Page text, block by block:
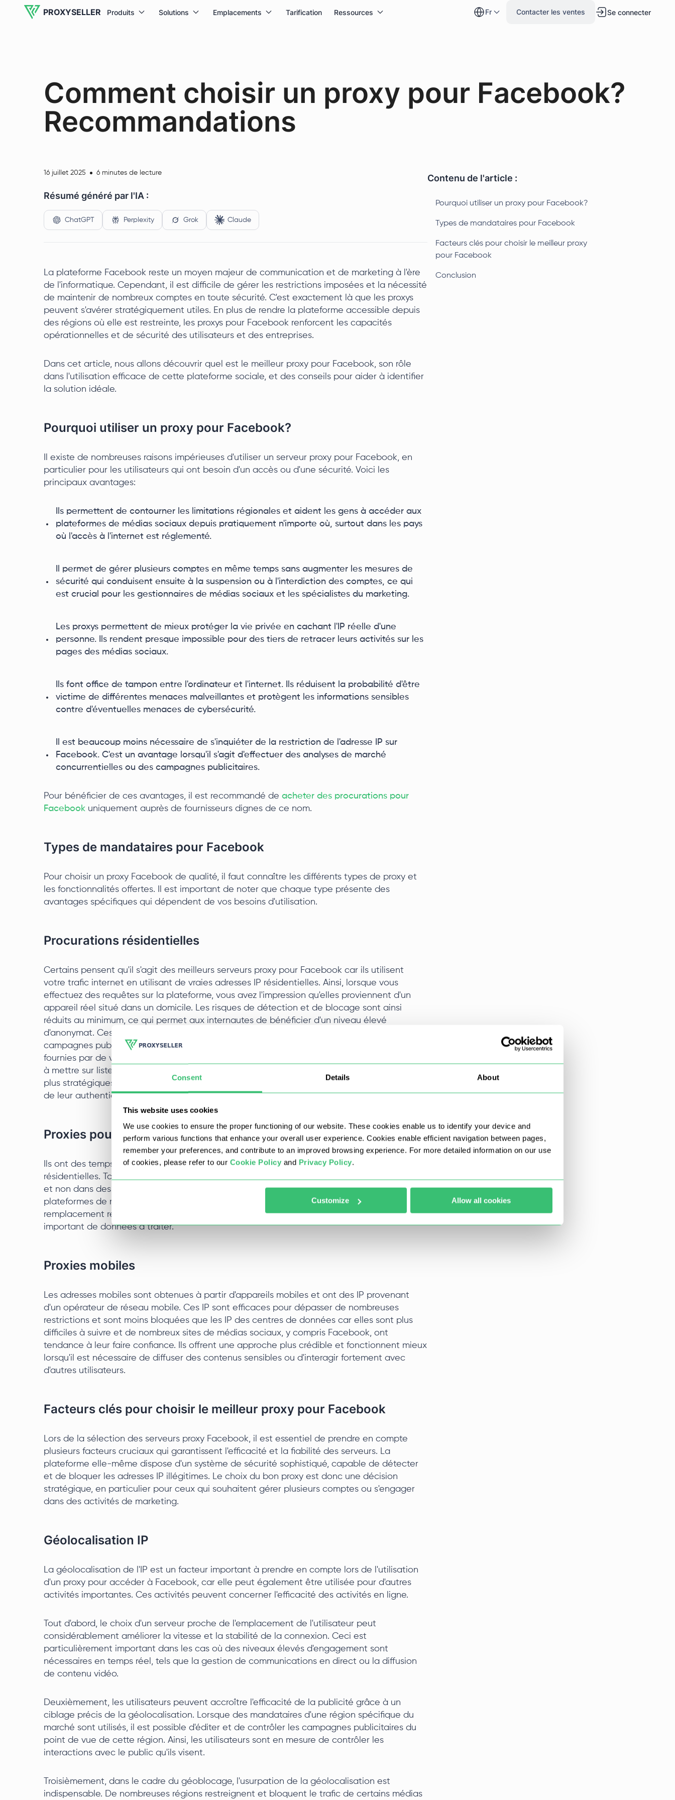
Consent Details About
This website uses cookies
We use cookies to ensure the proper functioning of our website. These cookies enable us to identify your device and
perform various functions that enhance your overall user experience. Cookies enable efficient navigation between pages,
remember your preferences, and contribute to an improved browsing experience. For more detailed information on our use
of cookies, please refer to our Cookie Policy and Privacy Policy.
Customize Allow all cookies
PROXYSELLER Produits Solutions Emplacements Tarification Ressources fr Contacter les ventes Se connecter
Comment choisir un proxy pour Facebook?
Recommandations
16 juillet 2025 6 minutes de lecture
Résumé généré par l'IA :
ChatGPT Perplexity Grok Claude
La plateforme Facebook reste un moyen majeur de communication et de marketing à l'ère
de l'informatique. Cependant, il est difficile de gérer les restrictions imposées et la nécessité
de maintenir de nombreux comptes en toute sécurité. C'est exactement là que les proxys
peuvent s'avérer stratégiquement utiles. En plus de rendre la plateforme accessible depuis
des régions où elle est restreinte, les proxys pour Facebook renforcent les capacités
opérationnelles et de sécurité des utilisateurs et des entreprises.
Dans cet article, nous allons découvrir quel est le meilleur proxy pour Facebook, son rôle
dans l'utilisation efficace de cette plateforme sociale, et des conseils pour aider à identifier
la solution idéale.
Pourquoi utiliser un proxy pour Facebook?
Il existe de nombreuses raisons impérieuses d'utiliser un serveur proxy pour Facebook, en
particulier pour les utilisateurs qui ont besoin d'un accès ou d'une sécurité. Voici les
principaux avantages:
Ils permettent de contourner les limitations régionales et aident les gens à accéder aux
plateformes de médias sociaux depuis pratiquement n'importe où, surtout dans les pays
où l'accès à l'internet est réglementé.
Il permet de gérer plusieurs comptes en même temps sans augmenter les mesures de
sécurité qui conduisent ensuite à la suspension ou à l'interdiction des comptes, ce qui
est crucial pour les gestionnaires de médias sociaux et les spécialistes du marketing.
Les proxys permettent de mieux protéger la vie privée en cachant l'IP réelle d'une
personne. Ils rendent presque impossible pour des tiers de retracer leurs activités sur les
pages des médias sociaux.
Ils font office de tampon entre l'ordinateur et l'internet. Ils réduisent la probabilité d'être
victime de différentes menaces malveillantes et protègent les informations sensibles
contre d'éventuelles menaces de cybersécurité.
Il est beaucoup moins nécessaire de s'inquiéter de la restriction de l'adresse IP sur
Facebook. C'est un avantage lorsqu'il s'agit d'effectuer des analyses de marché
concurrentielles ou des campagnes publicitaires.
Pour bénéficier de ces avantages, il est recommandé de acheter des procurations pour
Facebook uniquement auprès de fournisseurs dignes de ce nom.
Types de mandataires pour Facebook
Pour choisir un proxy Facebook de qualité, il faut connaître les différents types de proxy et
les fonctionnalités offertes. Il est important de noter que chaque type présente des
avantages spécifiques qui dépendent de vos besoins d'utilisation.
Procurations résidentielles
Certains pensent qu'il s'agit des meilleurs serveurs proxy pour Facebook car ils utilisent
votre trafic internet en utilisant de vraies adresses IP résidentielles. Ainsi, lorsque vous
effectuez des requêtes sur la plateforme, vous avez l'impression qu'elles proviennent d'un
appareil réel situé dans un domicile. Les risques de détection et de blocage sont ainsi
réduits au minimum, ce qui permet aux internautes de bénéficier d'un niveau élevé
d'anonymat. Ces IP sont particulièrement efficaces pour gérer plusieurs comptes sociaux et
campagnes publicitaires sans éveiller les soupçons. En outre, comme ces adresses IP sont
fournies par de véritables fournisseurs d'accès à l'internet, elles sont beaucoup plus difficiles
à mettre sur liste noire que d'autres types d'adresses, ce qui les rend idéales pour des plans
plus stratégiques. Mais n'oubliez pas que ces IP ont tendance à être plus chères en raison
de leur authenticité et du moindre risque de détection.
Proxies pour centres de données
Ils ont des temps de réponse très rapides et sont beaucoup moins chers que les adresses
résidentielles. Toutefois, comme les adresses IP sont situées dans des centres de données
et non dans des FAI résidentiels, elles sont plus susceptibles d'être signalées par les
plateformes de médias sociaux. Malgré cela, elles constituent une solution de
remplacement rentable de Facebook pour les utilisateurs qui ont besoin d'un volume
important de données à traiter.
Proxies mobiles
Les adresses mobiles sont obtenues à partir d'appareils mobiles et ont des IP provenant
d'un opérateur de réseau mobile. Ces IP sont efficaces pour dépasser de nombreuses
restrictions et sont moins bloquées que les IP des centres de données car elles sont plus
difficiles à suivre et de nombreux sites de médias sociaux, y compris Facebook, ont
tendance à leur faire confiance. Ils offrent une approche plus crédible et fonctionnent mieux
lorsqu'il est nécessaire de diffuser des contenus sensibles ou d'interagir fortement avec
d'autres utilisateurs.
Facteurs clés pour choisir le meilleur proxy pour Facebook
Lors de la sélection des serveurs proxy Facebook, il est essentiel de prendre en compte
plusieurs facteurs cruciaux qui garantissent l'efficacité et la fiabilité des serveurs. La
plateforme elle-même dispose d'un système de sécurité sophistiqué, capable de détecter
et de bloquer les adresses IP illégitimes. Le choix du bon proxy est donc une décision
stratégique, en particulier pour ceux qui souhaitent gérer plusieurs comptes ou s'engager
dans des activités de marketing.
Géolocalisation IP
La géolocalisation de l'IP est un facteur important à prendre en compte lors de l'utilisation
d'un proxy pour accéder à Facebook, car elle peut également être utilisée pour d'autres
activités importantes. Ces activités peuvent concerner l'efficacité des activités en ligne.
Tout d'abord, le choix d'un serveur proche de l'emplacement de l'utilisateur peut
considérablement améliorer la vitesse et la stabilité de la connexion. Ceci est
particulièrement important dans les cas où des niveaux élevés d'engagement sont
nécessaires en temps réel, tels que la gestion de communications en direct ou la diffusion
de contenu vidéo.
Deuxièmement, les utilisateurs peuvent accroître l'efficacité de la publicité grâce à un
ciblage précis de la géolocalisation. Lorsque des mandataires d'une région spécifique du
marché sont utilisés, il est possible d'éditer et de contrôler les campagnes publicitaires du
point de vue de cette région. Ainsi, les utilisateurs sont en mesure de contrôler les
interactions avec le public qu'ils visent.
Troisièmement, dans le cadre du géoblocage, l'usurpation de la géolocalisation est
indispensable. De nombreuses régions restreignent et bloquent le trafic de certains médias
Contenu de l'article :
Pourquoi utiliser un proxy pour Facebook?
Types de mandataires pour Facebook
Facteurs clés pour choisir le meilleur proxy
pour Facebook
Conclusion